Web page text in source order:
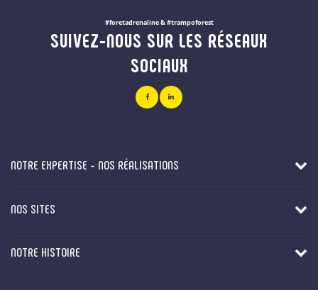
#foretadrenaline & #trampoforest
SUIVEZ-NOUS SUR LES RÉSEAUX
SOCIAUX
NOTRE EXPERTISE - NOS RÉALISATIONS
NOS SITES
NOTRE HISTOIRE